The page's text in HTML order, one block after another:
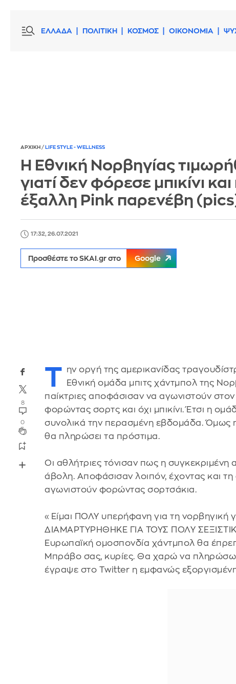
ΕΛΛΑΔΑ ΠΟΛΙΤΙΚΗ ΚΟΣΜΟΣ ΟΙΚΟΝΟΜΙΑ
ΑΡΧΙΚΗ / LIFE STYLE - WELLNESS
Η Εθνική Νορβηγίας
γιατί δεν φόρεσε μπικίνι και
έξαλλη Pink παρενέβη
17:32, 26.07.2021
Προσθέστε το SKAI.gr στο Google
8
0
Τ ην οργή της αμερικανίδας
Εθνική ομάδα μπιτς χάντμπολ της
παίκτριες αποφάσισαν να αγωνιστούν
φορώντας σορτς και όχι μπικίνι. Έτσι η
συνολικά την περασμένη εβδομάδα. Όμως
θα πληρώσει τα πρόστιμα.
Οι αθλήτριες τόνισαν πως η συγκεκριμένη
άβολη. Αποφάσισαν λοιπόν, έχοντας και τη
αγωνιστούν φορώντας σορτσάκια.
«Είμαι ΠΟΛΥ υπερήφανη για τη νορβηγική
ΔΙΑΜΑΡΤΥΡΗΘΗΚΕ ΓΙΑ ΤΟΥΣ ΠΟΛΥ
Ευρωπαϊκή ομοσπονδία χάντμπολ θα
Μπράβο σας, κυρίες. Θα χαρώ να πληρώσω
έγραψε στο Twitter η εμφανώς